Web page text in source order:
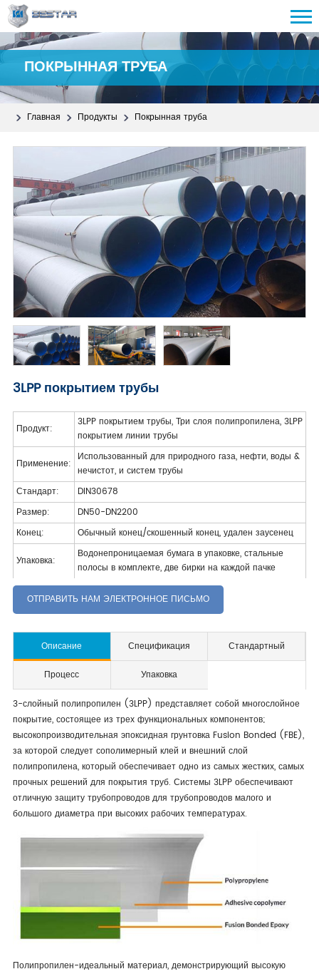
ПОКРЫННАЯ ТРУБА
Главная Продукты Покрынная труба
3LPP покрытием трубы
Продукт:
3LPP покрытием трубы, Три слоя полипропилена, 3LPP
покрытием линии трубы
Применение:
Использованный для природного газа, нефти, воды &
нечистот, и систем трубы
Стандарт:
DIN30678
Размер:
DN50-DN2200
Конец:
Обычный конец/скошенный конец, удален заусенец
Упаковка:
Водонепроницаемая бумага в упаковке, стальные
полосы в комплекте, две бирки на каждой пачке
ОТПРАВИТЬ НАМ ЭЛЕКТРОННОЕ ПИСЬМО
Описание Спецификация Стандартный
Процесс Упаковка
3-слойный полипропилен (3LPP) представляет собой многослойное
покрытие, состоящее из трех функциональных компонентов;
высокопроизводительная эпоксидная грунтовка Fusion Bonded (FBE),
за которой следует сополимерный клей и внешний слой
полипропилена, который обеспечивает одно из самых жестких, самых
прочных решений для покрытия труб. Системы 3LPP обеспечивают
отличную защиту трубопроводов для трубопроводов малого и
большого диаметра при высоких рабочих температурах.
Полипропилен-идеальный материал, демонстрирующий высокую